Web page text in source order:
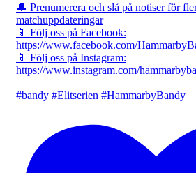
🔔 Prenumerera och slå på notiser för
matchuppdateringar
📱 Följ oss på Facebook:
https://www.facebook.com/
📱 Följ oss på Instagram:
https://www.instagram.com/
#bandy #Elitserien #HammarbyBandy